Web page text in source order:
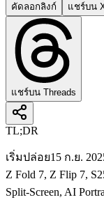
คัดลอกลิงก์ แชร์บน
แชร์บน Threads
TL;DR
เริ่มปล่อย15 ก.ย.
Z Fold 7, Z Flip 7,
Split-Screen, AI